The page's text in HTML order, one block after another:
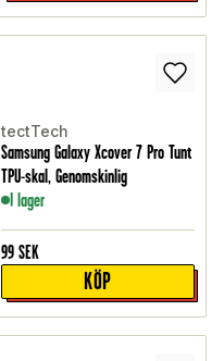
tectTech
Samsung Galaxy Xcover 7 Pro Tunt
TPU-skal, Genomskinlig
I lager
99 SEK
KÖP